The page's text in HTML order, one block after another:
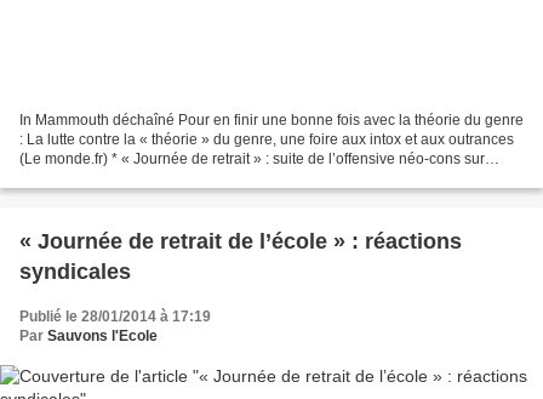
In Mammouth déchaîné Pour en finir une bonne fois avec la théorie du genre
: La lutte contre la « théorie » du genre, une foire aux intox et aux outrances
(Le monde.fr) * « Journée de retrait » : suite de l’offensive néo-cons sur
« Journée de retrait de l’école » : réactions
syndicales
Publié le 28/01/2014 à 17:19
Par Sauvons l'Ecole